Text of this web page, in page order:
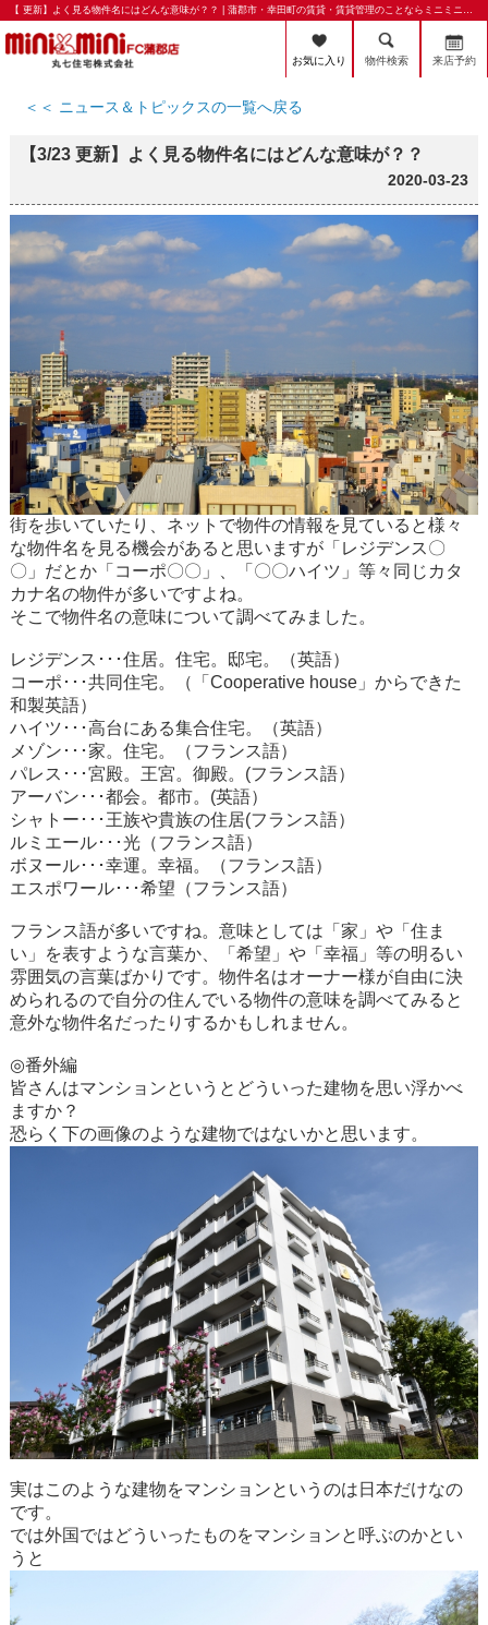
【 更新】よく見る物件名にはどんな意味が？？ | 蒲郡市・幸田町の賃貸・賃貸管理のことならミニミニFC蒲郡店 丸七住宅株式会社
お気に入り 物件検索 来店予約
＜＜ ニュース＆トピックスの一覧へ戻る
【3/23 更新】よく見る物件名にはどんな意味が？？
2020-03-23
街を歩いていたり、ネットで物件の情報を見ていると様々
な物件名を見る機会があると思いますが「レジデンス〇
〇」だとか「コーポ〇〇」、「〇〇ハイツ」等々同じカタ
カナ名の物件が多いですよね。
そこで物件名の意味について調べてみました。
レジデンス･･･住居。住宅。邸宅。（英語）
コーポ･･･共同住宅。（「Cooperative house」からできた
和製英語）
ハイツ･･･高台にある集合住宅。（英語）
メゾン･･･家。住宅。（フランス語）
パレス･･･宮殿。王宮。御殿。(フランス語）
アーバン･･･都会。都市。(英語）
シャトー･･･王族や貴族の住居(フランス語）
ルミエール･･･光（フランス語）
ボヌール･･･幸運。幸福。（フランス語）
エスポワール･･･希望（フランス語）
フランス語が多いですね。意味としては「家」や「住ま
い」を表すような言葉か、「希望」や「幸福」等の明るい
雰囲気の言葉ばかりです。物件名はオーナー様が自由に決
められるので自分の住んでいる物件の意味を調べてみると
意外な物件名だったりするかもしれません。
◎番外編
皆さんはマンションというとどういった建物を思い浮かべ
ますか？
恐らく下の画像のような建物ではないかと思います。
実はこのような建物をマンションというのは日本だけなの
です。
では外国ではどういったものをマンションと呼ぶのかとい
うと